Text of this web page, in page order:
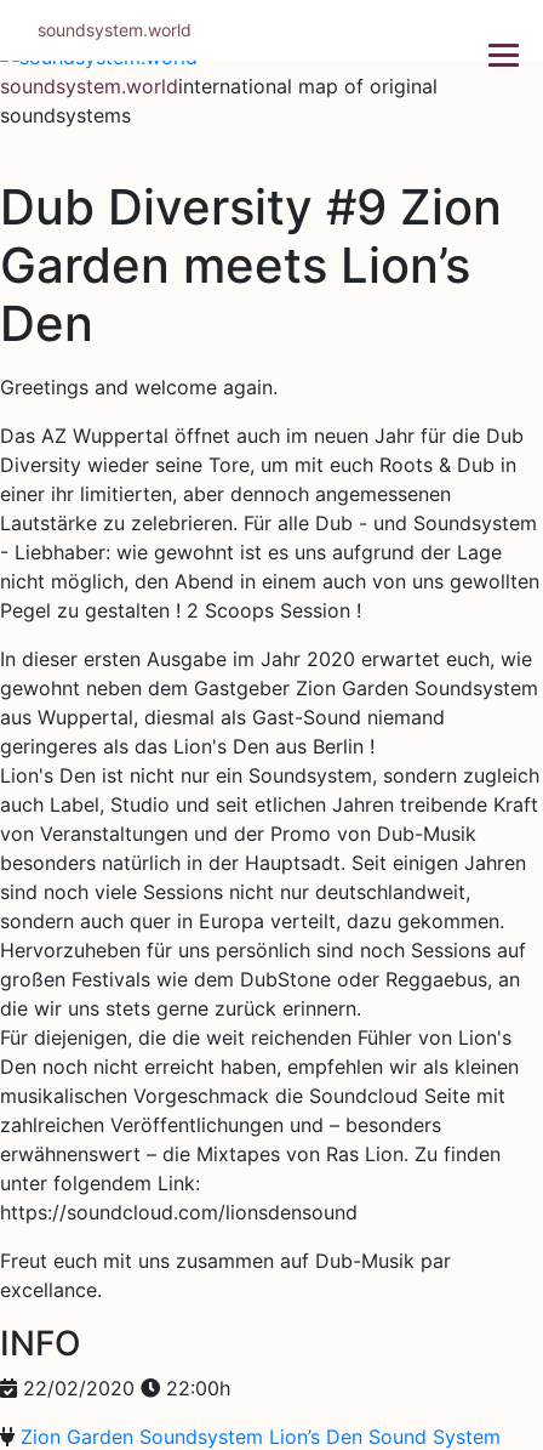
content
soundsystem.worldinternational map of original
soundsystems
Dub Diversity #9 Zion
Garden meets Lion’s
Den
Greetings and welcome again.
Das AZ Wuppertal öffnet auch im neuen Jahr für die Dub
Diversity wieder seine Tore, um mit euch Roots & Dub in
einer ihr limitierten, aber dennoch angemessenen
Lautstärke zu zelebrieren. Für alle Dub - und Soundsystem
- Liebhaber: wie gewohnt ist es uns aufgrund der Lage
nicht möglich, den Abend in einem auch von uns gewollten
Pegel zu gestalten ! 2 Scoops Session !
In dieser ersten Ausgabe im Jahr 2020 erwartet euch, wie
gewohnt neben dem Gastgeber Zion Garden Soundsystem
aus Wuppertal, diesmal als Gast-Sound niemand
geringeres als das Lion's Den aus Berlin !
Lion's Den ist nicht nur ein Soundsystem, sondern zugleich
auch Label, Studio und seit etlichen Jahren treibende Kraft
von Veranstaltungen und der Promo von Dub-Musik
besonders natürlich in der Hauptsadt. Seit einigen Jahren
sind noch viele Sessions nicht nur deutschlandweit,
sondern auch quer in Europa verteilt, dazu gekommen.
Hervorzuheben für uns persönlich sind noch Sessions auf
großen Festivals wie dem DubStone oder Reggaebus, an
die wir uns stets gerne zurück erinnern.
Für diejenigen, die die weit reichenden Fühler von Lion's
Den noch nicht erreicht haben, empfehlen wir als kleinen
musikalischen Vorgeschmack die Soundcloud Seite mit
zahlreichen Veröffentlichungen und – besonders
erwähnenswert – die Mixtapes von Ras Lion. Zu finden
unter folgendem Link:
https://soundcloud.com/lionsdensound
Freut euch mit uns zusammen auf Dub-Musik par
excellance.
INFO
22/02/2020
22:00h
Zion Garden Soundsystem Lion’s Den Sound System
soundsystem.world